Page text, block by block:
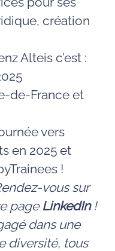
création
Alteis c’est :
de-France et
vers
en 2025 et
!
vous sur
pageLinkedIn !
dans une
diversité, tous